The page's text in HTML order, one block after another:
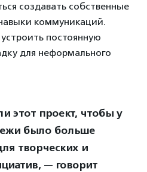
создавать собственные
коммуникаций.
постоянную
для неформального
этот проект, чтобы у
было больше
творческих и
— говорит